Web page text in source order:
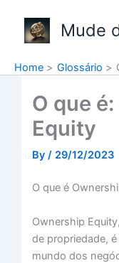
content
Mude
Home Glossário
O que
Equity
By / 29/12/2023
O que é
Ownership
de propriedade,
mundo dos